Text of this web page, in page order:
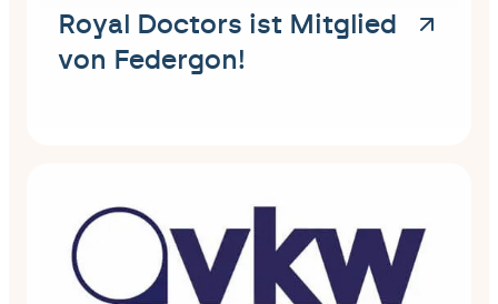
Royal Doctors ist Mitglied
von Federgon!